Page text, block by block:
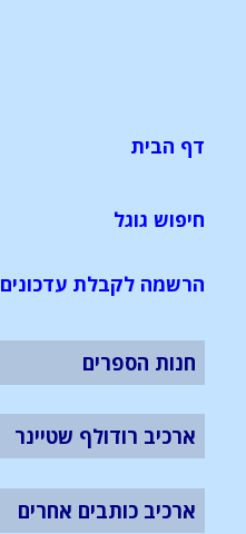
דף הבית
חיפוש גוגל
הרשמה לקבלת עדכונים
חנות הספרים
ארכיב רודולף שטיינר
ארכיב כותבים אחרים